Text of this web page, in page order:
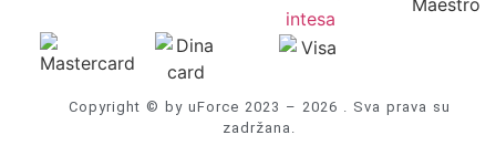
Copyright © by uForce 2023 – 2026 . Sva prava su
zadržana.